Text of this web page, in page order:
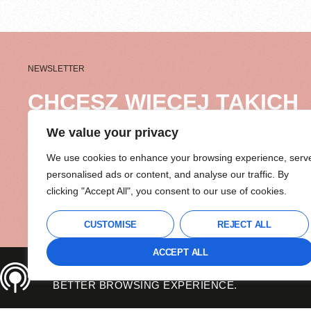
We value your privacy
We use cookies to enhance your browsing experience,
personalised ads or content, and analyse our traffic. By
clicking "Accept All", you consent to our use of cookies.
CUSTOMISE REJECT ALL
ACCEPT ALL
NEWSLETTER
CHCESZ WIĘCEJ TAKICH
HISTORII?
Mój cotygodniowy NEWSLETTER
słynie z mega inspirujących treści, na które
będziesz wyczekiwać cały tydzień.
Dzielę się w nim historiami, których nie
nigdzie indziej.
Zostaw mi swojego maila, a pierwszą
dostaniesz za chwilę!
THIS SITE USES COOKIES TO OFFER YOU A
BETTER BROWSING EXPERIENCE.